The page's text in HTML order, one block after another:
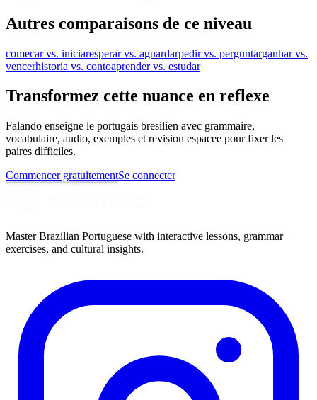
Autres comparaisons de ce niveau
comecar vs. iniciaresperar vs. aguardarpedir vs. perguntarganhar vs.
vencerhistoria vs. contoaprender vs. estudar
Transformez cette nuance en reflexe
Falando enseigne le portugais bresilien avec grammaire,
vocabulaire, audio, exemples et revision espacee pour fixer les
paires difficiles.
Commencer gratuitementSe connecter
Master Brazilian Portuguese with interactive lessons, grammar
exercises, and cultural insights.